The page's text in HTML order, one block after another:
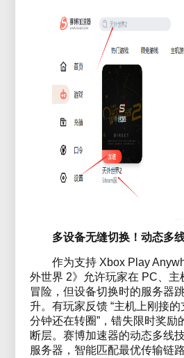
多设备无缝切换！动态多
作为支持 Xbox Play
外世界 2》允许玩家在 PC、主
冒险，但设备切换时的服务器
升。有玩家反馈 “主机上刚接
分钟还在转圈”，错失限时奖励
断层。赛博加速器的动态多线
服务器，智能匹配最优传输链